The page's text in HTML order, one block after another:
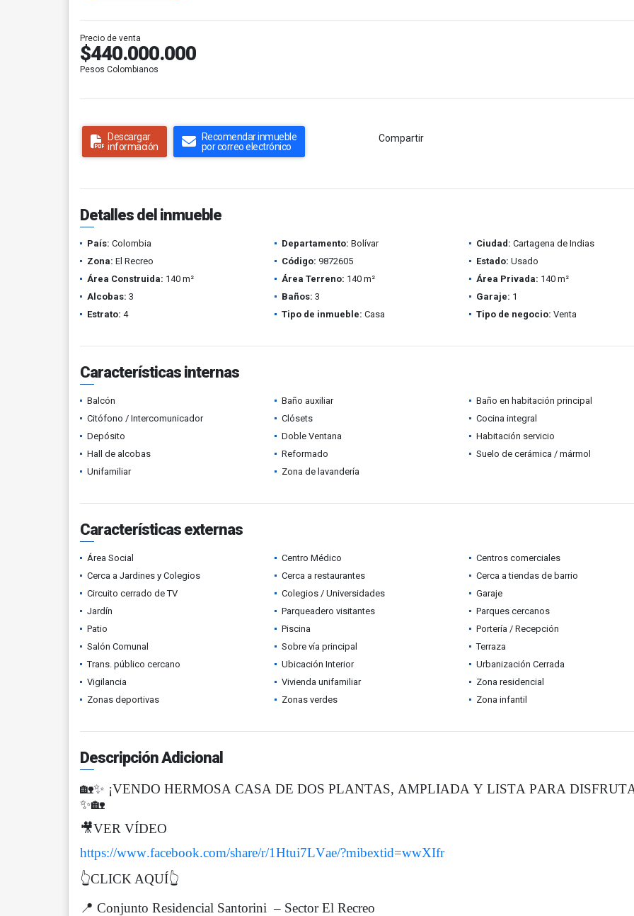
Precio de venta
$440.000.000
Pesos Colombianos
Descargar
información
Recomendar inmueble
por correo electrónico
Compartir
Detalles del inmueble
País: Colombia Departamento: Bolívar Ciudad: Cartagena de Indias
Zona: El Recreo Código: 9872605 Estado: Usado
Área Construida: 140 m² Área Terreno: 140 m² Área Privada: 140 m²
Alcobas: 3 Baños: 3 Garaje: 1
Estrato: 4 Tipo de inmueble: Casa Tipo de negocio: Venta
Características internas
Balcón Baño auxiliar
Baño en habitación principal
Citófono / Intercomunicador
Clósets
Cocina integral
Depósito
Doble Ventana
Habitación servicio
Hall de alcobas
Reformado
Suelo de cerámica / mármol
Unifamiliar
Zona de lavandería
Características externas
Área Social Centro Médico
Centros comerciales
Cerca a Jardines y Colegios
Cerca a restaurantes
Cerca a tiendas de barrio
Circuito cerrado de TV
Colegios / Universidades
Garaje
Jardín
Parqueadero visitantes
Parques cercanos
Patio
Piscina
Portería / Recepción
Salón Comunal
Sobre vía principal
Terraza
Trans. público cercano
Ubicación Interior
Urbanización Cerrada
Vigilancia
Vivienda unifamiliar
Zona residencial
Zonas deportivas
Zonas verdes Zona infantil
Descripción Adicional
🏡✨ ¡VENDO HERMOSA CASA DE DOS PLANTAS, AMPLIADA Y LISTA PARA
✨🏡
🎥VER VÍDEO
https://www.facebook.com/share/r/1Htui7LVae/?mibextid=wwXIfr
👆CLICK AQUÍ👆
📍 Conjunto Residencial Santorini – Sector El Recreo